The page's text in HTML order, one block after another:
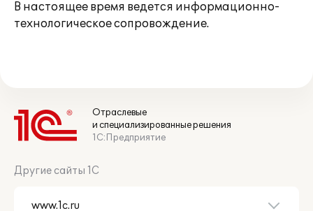
В настоящее время ведется информационно-
технологическое сопровождение.
Отраслевые
и специализированные решения
1С:Предприятие
Другие сайты 1С